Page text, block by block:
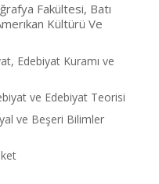
Fakültesi, Batı
Kültürü Ve
Edebiyat Kuramı ve
ve Edebiyat Teorisi
ve Beşeri Bilimler